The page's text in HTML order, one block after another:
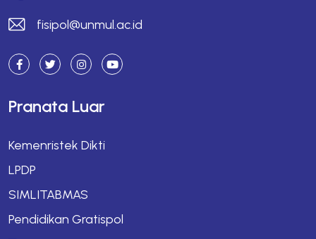
fisipol@unmul.ac.id
Pranata Luar
Kemenristek Dikti
LPDP
SIMLITABMAS
Pendidikan Gratispol